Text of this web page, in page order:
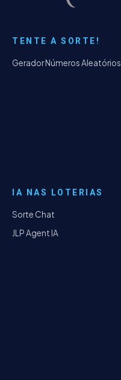
TENTE A SORTE!
Gerador Números Aleatórios
IA NAS LOTERIAS
Sorte Chat
JLP Agent IA